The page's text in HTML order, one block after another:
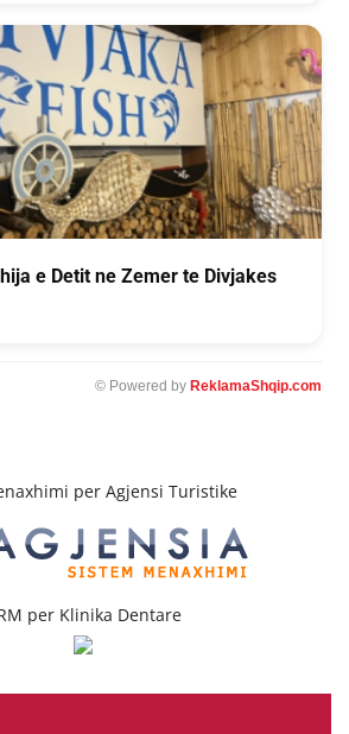
e Detit ne Zemer te Divjakes
© Powered by ReklamaShqip.com
per Agjensi Turistike
per Klinika Dentare